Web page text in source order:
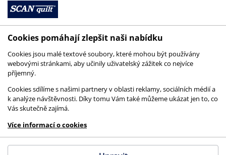
© 2026 SCANquilt - všechna práva vyhrazena
This site is protected by reCAPTCHA and the
GooglePrivacy PolicyandTerms of Serviceapply.
Cookies pomáhají zlepšit naši nabídku
Cookies jsou malé textové soubory, které mohou být používány
webovými stránkami, aby učinily uživatelský zážitek co nejvíce
příjemný.
Cookies sdílíme s našimi partnery v oblasti reklamy, sociálních médií a
k analýze návštěvnosti. Díky tomu Vám také můžeme ukázat jen to, co
Vás skutečně zajímá.
Více informací o cookies